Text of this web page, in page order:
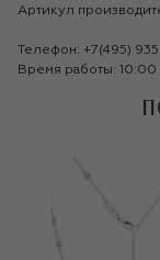
Артикул
Телефон: +7(495)
Время работы: